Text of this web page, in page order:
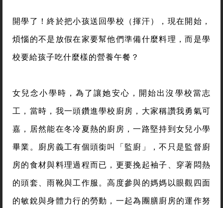
開學了！終於把小孩送回學校（揮汗），現在開始，
煩惱的不是放假在家要幫他們準備什麼料理，而是學
校要給孩子吃什麼樣的營養午餐？
女兒念小學時，為了讓她安心，開始出沒學校當志
工，當時，我一頭鑽進學校廚房，大家稱讚我勇氣可
嘉，居然能在冬冷夏熱的廚房，一路堅持到女兒小學
畢業。廚房義工有個頭銜叫「監廚」，不只是監督廚
房的食材與料理過程而已，更要挽起袖子、穿著悶熱
的頭套、雨靴與工作服。高度參與的媽媽以眼觀四面
的敏銳與身體力行的勞動，一起為團膳廚房的運作努